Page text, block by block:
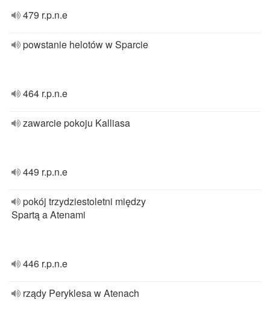
479 r.p.n.e
powstanie helotów w Sparcie
464 r.p.n.e
zawarcie pokoju Kalliasa
449 r.p.n.e
pokój trzydziestoletni między
Spartą a Atenami
446 r.p.n.e
rządy Peryklesa w Atenach